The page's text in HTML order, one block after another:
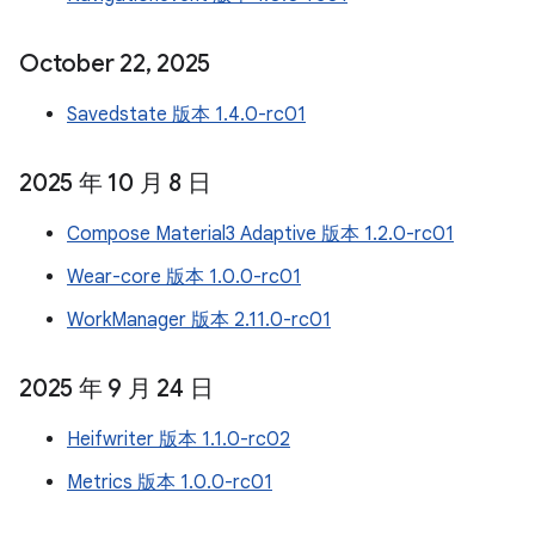
October 22, 2025
Savedstate 版本 1.4.0-rc01
2025 年 10 月 8 日
Compose Material3 Adaptive 版本 1.2.0-rc01
Wear-core 版本 1.0.0-rc01
WorkManager 版本 2.11.0-rc01
2025 年 9 月 24 日
Heifwriter 版本 1.1.0-rc02
Metrics 版本 1.0.0-rc01